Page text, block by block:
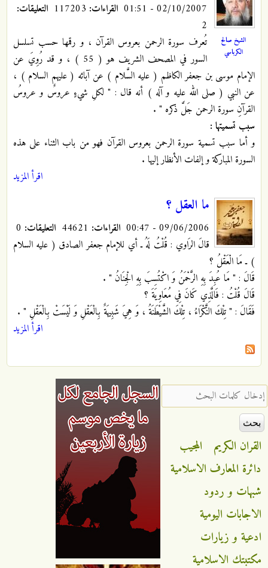
الشيخ صالح
الكرباسي
02/10/2007 - 01:51 القراءات:
التعليقات:
2
تُعرف سورة الرحمن بعروس القرآن ، و رقمها حسب تسلسل
السور في المصحف الشريف هو ( 55 ) ، و قد رُوِيَ عن
الإمام موسى بن جعفر الكاظم ( عليه السَّلام ) عن آبائه ( عليهم السلام ) ،
عن النبي ( صلى الله عليه و آله ) أنه قال : " لكلِ شيءٍ عروسٌ و عروسُ
القرآنِ سورة الرحمن جَلَّ ذكره " .
سبب تسميتها :
و أما سبب تسمية سورة الرحمن بعروس القرآن فهو من باب الثناء على هذه
السورة المباركة و إلفات الأنظار إليها .
اقرأ المزيد
ما العقل ؟
09/06/2006 - 00:47 القراءات: التعليقات:
قالَ الرَاوي : قُلْتُ لَهُ ـ أي للإمام جعفر الصادق ( عليه السلام
) ـ مَا الْعَقْلُ ؟
قَالَ : " مَا عُبِدَ بِهِ الرَّحْمَنُ وَ اكْتُسِبَ بِهِ الْجِنَانُ " .
قَالَ قُلْتُ : فَالَّذِي كَانَ فِي مُعَاوِيَةَ ؟
فَقَالَ : " تِلْكَ النَّكْرَاءُ ، تِلْكَ الشَّيْطَنَةُ ، وَ هِيَ شَبِيهَةٌ بِالْعَقْلِ وَ لَيْسَتْ بِالْعَقْلِ " .
اقرأ المزيد
‏إدخال كلمات البحث ‏
القران الكريم
المجيب
دائرة المعارف الاسلامية
شبهات و ردود
الاجابات اليومية
ادعية و زيارات
مكتبتك الاسلامية